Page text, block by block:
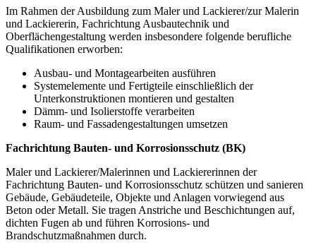
Im Rahmen der Ausbildung zum Maler und Lackierer/zur Malerin
und Lackiererin, Fachrichtung Ausbautechnik und
Oberflächengestaltung werden insbesondere folgende berufliche
Qualifikationen erworben:
Ausbau- und Montagearbeiten ausführen
Systemelemente und Fertigteile einschließlich der
Unterkonstruktionen montieren und gestalten
Dämm- und Isolierstoffe verarbeiten
Raum- und Fassadengestaltungen umsetzen
Fachrichtung Bauten- und Korrosionsschutz (BK)
Maler und Lackierer/Malerinnen und Lackiererinnen der
Fachrichtung Bauten- und Korrosionsschutz schützen und sanieren
Gebäude, Gebäudeteile, Objekte und Anlagen vorwiegend aus
Beton oder Metall. Sie tragen Anstriche und Beschichtungen auf,
dichten Fugen ab und führen Korrosions- und
Brandschutzmaßnahmen durch.